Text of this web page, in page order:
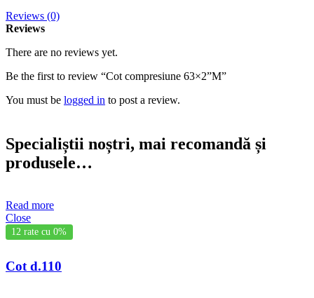
Reviews (0)
Reviews
There are no reviews yet.
Be the first to review “Cot compresiune 63×2”M”
You must be logged in to post a review.
Specialiștii noștri, mai recomandă și
produsele…
Read more
Close
12 rate cu 0%
Cot d.110